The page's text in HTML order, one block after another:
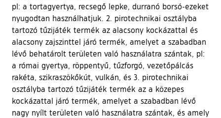
pl: a tortagyertya, recsegő lepke, durranó borsó-ezeket
nyugodtan használhatjuk. 2. pirotechnikai osztályba
tartozó tűzijáték termék az alacsony kockázattal és
alacsony zajszinttel járó termék, amelyet a szabadban
lévő behatárolt területen való használatra szántak, pl:
a római gyertya, röppentyű, tűzforgó, vezetőpálcás
rakéta, szikraszökőkút, vulkán, és 3. pirotechnikai
osztályba tartozó tűzijáték termék az a közepes
kockázattal járó termék, amelyet a szabadban lévő
nagy nyílt területen való használatra szántak, és amely